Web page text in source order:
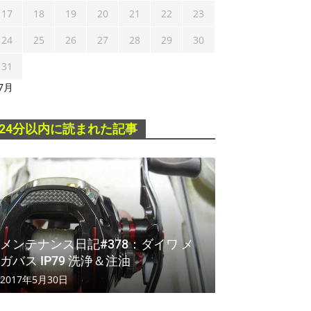
17 18 19 20 21 22
23
24
25 26 27 28 29
30
31
月
分以内に読まれた記事
メンテナンス日記#378：ダイワ メ
ガバス IP79 洗浄＆注油
2017年5月30日